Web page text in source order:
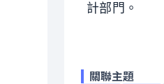
計部門。
關聯主題